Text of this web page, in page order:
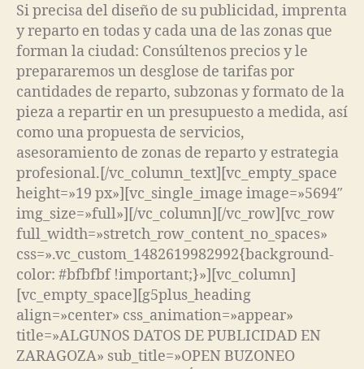
Si precisa del diseño de su publicidad, imprenta
y reparto en todas y cada una de las zonas que
forman la ciudad: Consúltenos precios y le
prepararemos un desglose de tarifas por
cantidades de reparto, subzonas y formato de la
pieza a repartir en un presupuesto a medida, así
como una propuesta de servicios,
asesoramiento de zonas de reparto y estrategia
profesional.[/vc_column_text][vc_empty_space
height=»19 px»][vc_single_image image=»5694″
img_size=»full»][/vc_column][/vc_row][vc_row
full_width=»stretch_row_content_no_spaces»
css=».vc_custom_1482619982992{background-
color: #bfbfbf !important;}»][vc_column]
[vc_empty_space][g5plus_heading
align=»center» css_animation=»appear»
title=»ALGUNOS DATOS DE PUBLICIDAD EN
ZARAGOZA» sub_title=»OPEN BUZONEO